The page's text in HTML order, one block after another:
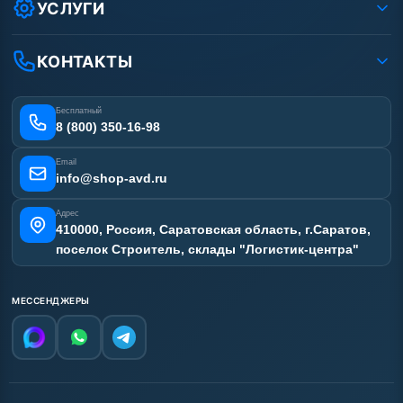
Вакансии
Статьи
Лизинг
Получить скидку
УСЛУГИ
Ремонт АВД
Сертификаты
Отзывы наших клиентов
Карта сайта
КОНТАКТЫ
Бесплатный
8 (800) 350-16-98
Email
info@shop-avd.ru
Адрес
410000, Россия, Саратовская область, г.Саратов,
поселок Строитель, склады "Логистик-центра"
МЕССЕНДЖЕРЫ